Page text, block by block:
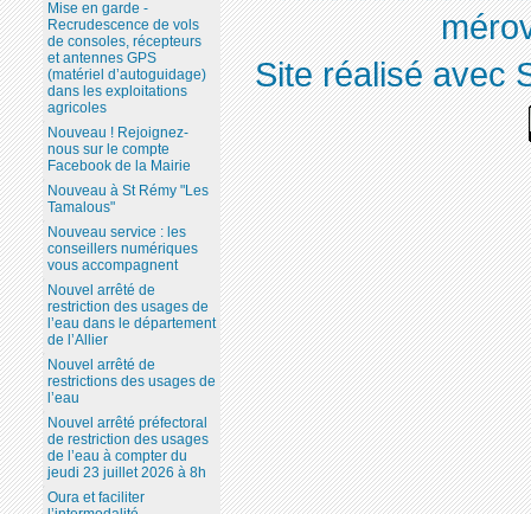
Mise en garde -
Recrudescence de vols
de consoles, récepteurs
et antennes GPS
(matériel d’autoguidage)
dans les exploitations
agricoles
Nouveau ! Rejoignez-
nous sur le compte
Facebook de la Mairie
Nouveau à St Rémy "Les
Tamalous"
Nouveau service : les
conseillers numériques
vous accompagnent
Nouvel arrêté de
restriction des usages de
l’eau dans le département
de l’Allier
Nouvel arrêté de
restrictions des usages de
l’eau
Nouvel arrêté préfectoral
de restriction des usages
de l’eau à compter du
jeudi 23 juillet 2026 à 8h
Oura et faciliter
Site réalisé avec